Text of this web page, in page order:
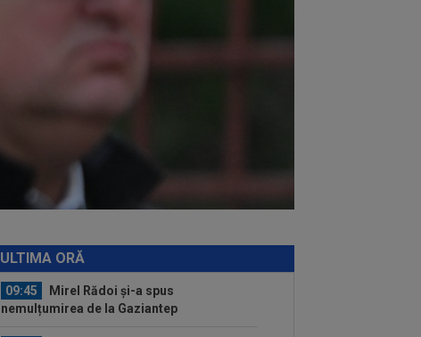
ULTIMA ORĂ
Prins în fapt! Oamenii legii au
a avut succes mai mare la...
Luis Figo, dezlănțuit: "Cel mai
josnic, viclean și parșiv pe care l-am
Junior a spus "DA" și semnează!
09:45
Mirel Rădoi și-a spus
nemulțumirea de la Gaziantep